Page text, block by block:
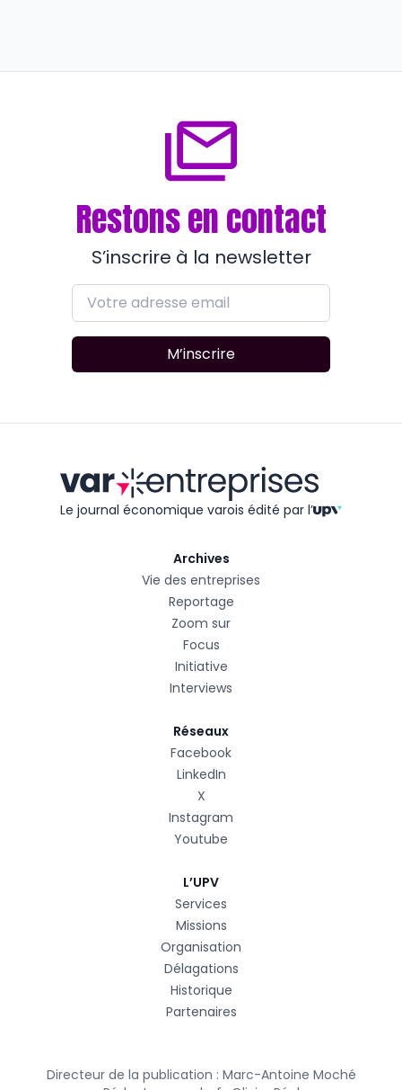
Restons en contact
S’inscrire à la newsletter
M’inscrire
Le journal économique varois édité par l’
Archives
Vie des entreprises
Reportage
Zoom sur
Focus
Initiative
Interviews
Réseaux
Facebook
LinkedIn
X
Instagram
Youtube
L’UPV
Services
Missions
Organisation
Délagations
Historique
Partenaires
Directeur de la publication : Marc-Antoine Moché